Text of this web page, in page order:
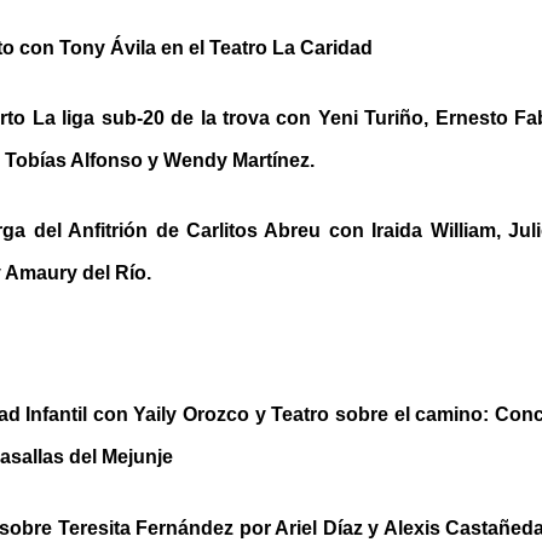
con Tony Ávila en el Teatro La Caridad
La liga sub-20 de la trova con Yeni Turiño, Ernesto
Alfonso y Wendy Martínez.
del Anfitrión de Carlitos Abreu con Iraida William,
Amaury del Río.
Infantil con Yaily Orozco y Teatro sobre el camino:
del Mejunje
Teresita Fernández por Ariel Díaz y Alexis